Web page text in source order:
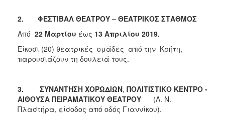
2. ΦΕΣΤΙΒΑΛ ΘΕΑΤΡΟΥ – ΘΕΑΤΡΙΚΟΣ ΣΤΑΘΜΟΣ
Από 22 Μαρτίου έως 13 Απριλίου 2019.
Είκοσι (20) θεατρικές ομάδες από την Κρήτη,
παρουσιάζουν τη δουλειά τους.
3. ΣΥΝΑΝΤΗΣΗ ΧΟΡΩΔΙΩΝ, ΠΟΛΙΤΙΣΤΙΚΟ ΚΕΝΤΡΟ -
ΑΙΘΟΥΣΑ ΠΕΙΡΑΜΑΤΙΚΟΥ ΘΕΑΤΡΟΥ (Λ. Ν.
Πλαστήρα, είσοδος από οδός Γιαννίκου).